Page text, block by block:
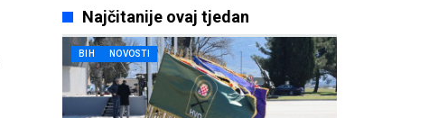
Najčitanije ovaj tjedan
BIH NOVOSTI